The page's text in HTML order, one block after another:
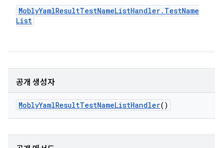
MoblyYamlResultTestNameListHandler. TestName
List
공개 생성자
MoblyYamlResultTestNameListHandler()